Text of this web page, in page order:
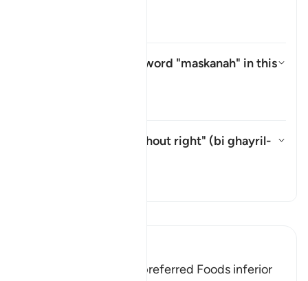
What is meant by the word "maskanah" in this
What is meant by "without right" (bi ghayril-
The Children of Israel preferred Foods inferior